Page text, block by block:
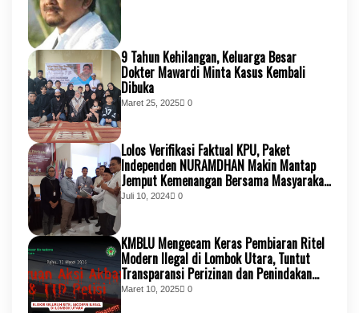
9 Tahun Kehilangan, Keluarga Besar
Dokter Mawardi Minta Kasus Kembali
Dibuka
Maret 25, 2025 0
Lolos Verifikasi Faktual KPU, Paket
Independen NURAMDHAN Makin Mantap
Jemput Kemenangan Bersama Masyarakat
KSB
Juli 10, 2024 0
KMBLU Mengecam Keras Pembiaran Ritel
Modern Ilegal di Lombok Utara, Tuntut
Transparansi Perizinan dan Penindakan
Tegas
Maret 10, 2025 0